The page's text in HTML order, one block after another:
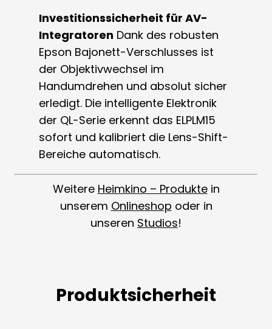
Investitionssicherheit für AV-
Integratoren Dank des robusten
Epson Bajonett-Verschlusses ist
der Objektivwechsel im
Handumdrehen und absolut sicher
erledigt. Die intelligente Elektronik
der QL-Serie erkennt das ELPLM15
sofort und kalibriert die Lens-Shift-
Bereiche automatisch.
Weitere Heimkino – Produktein
unserem Onlineshop oder in
unseren Studios!
Produktsicherheit